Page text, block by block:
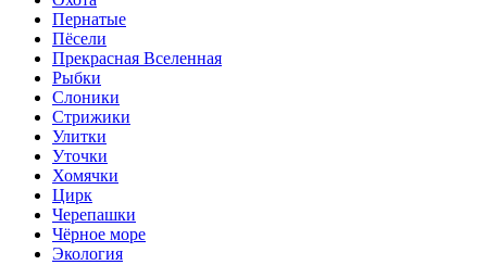
Пернатые
Пёсели
Прекрасная Вселенная
Рыбки
Слоники
Стрижики
Улитки
Уточки
Хомячки
Цирк
Черепашки
Чёрное море
Экология